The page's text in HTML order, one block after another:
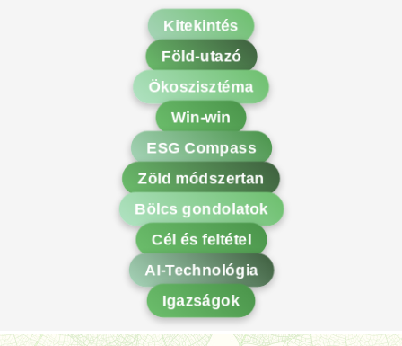
Kitekintés
Föld-utazó
Ökoszisztéma
Win-win
ESG Compass
Zöld módszertan
Bölcs gondolatok
Cél és feltétel
AI-Technológia
Igazságok